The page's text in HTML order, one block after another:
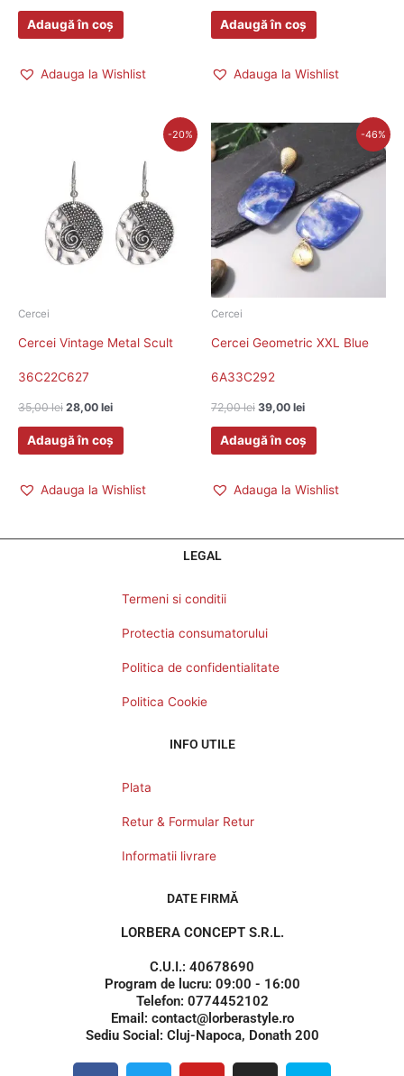
Adaugă în coș
Adauga la Wishlist
Adaugă în coș
Adauga la Wishlist
-20%
Cercei
Cercei Vintage Metal Scult
36C22C627
35,00lei
fost:
35,00 lei.
28,00 lei
28,00 lei.
Adaugă în coș
Adauga la Wishlist
-46%
Cercei
Cercei Geometric XXL Blue
6A33C292
72,00lei
Prețul
inițial
fost:
72,00 lei.
39,00 lei
curent
este:
39,00 lei.
Adaugă în coș
Adauga la Wishlist
LEGAL
Termeni si conditii
Protectia consumatorului
Politica de confidentialitate
Politica Cookie
INFO UTILE
Plata
Retur & Formular Retur
Informatii livrare
DATE FIRMĂ
LORBERA CONCEPT S.R.L.
C.U.I.: 40678690
Program de lucru: 09:00 - 16:00
Telefon: 0774452102
Email: contact@lorberastyle.ro
Sediu Social: Cluj-Napoca, Donath 200